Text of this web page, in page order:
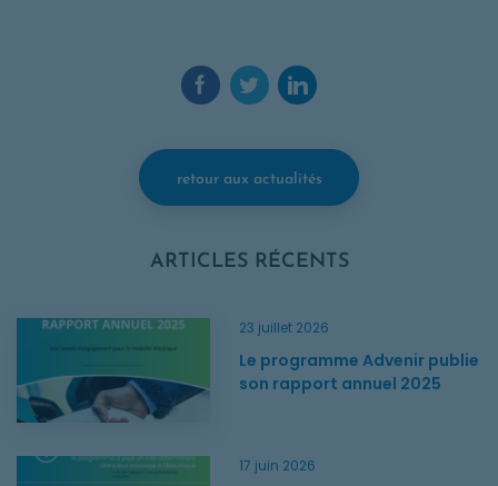
retour aux actualités
ARTICLES RÉCENTS
Le programme Advenir publie son rapport annuel 2025
23 juillet 2026
Le programme Advenir publie
son rapport annuel 2025
Résultats de l'enquête de satisfaction février – mars 2026
17 juin 2026